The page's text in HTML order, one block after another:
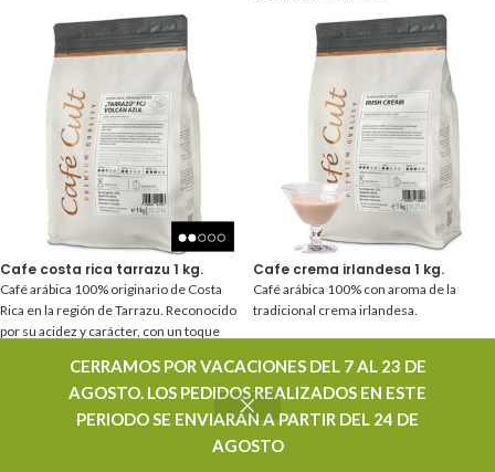
Cafe costa rica tarrazu 1 kg.
Café arábica 100% originario de Costa
Rica en la región de Tarrazu. Reconocido
por su acidez y carácter, con un toque
Cafe crema irlandesa 1 kg.
Café arábica 100% con aroma de la
tradicional crema irlandesa.
CERRAMOS POR VACACIONES DEL 7 AL 23 DE
AGOSTO. LOS PEDIDOS REALIZADOS EN ESTE
PERIODO SE ENVIARÁN A PARTIR DEL 24 DE
AGOSTO